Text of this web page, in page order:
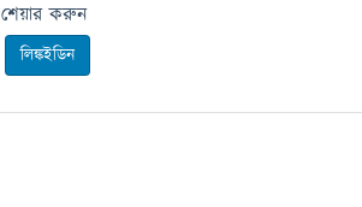
শেয়ার করুন
লিঙ্কইডিন